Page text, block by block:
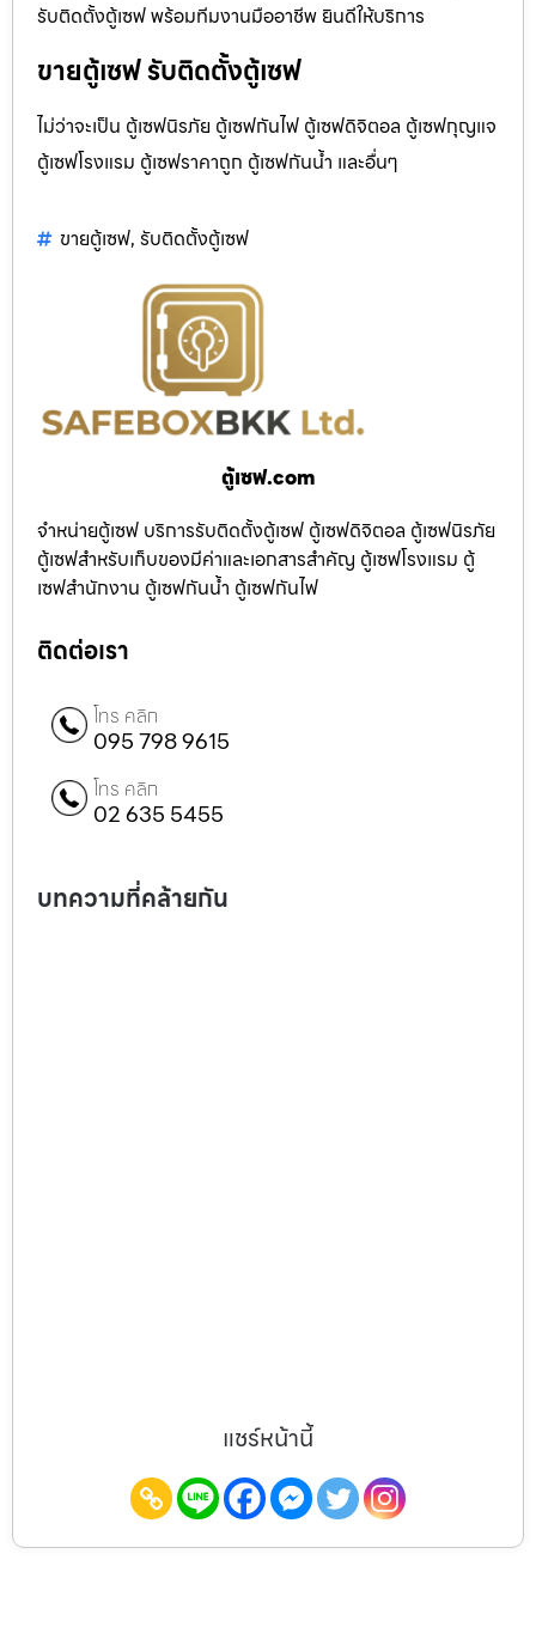
รับติดตั้งตู้เซฟ พร้อมทีมงานมืออาชีพ ยินดีให้บริการ
ขายตู้เซฟ รับติดตั้งตู้เซฟ
ไม่ว่าจะเป็น ตู้เซฟนิรภัย ตู้เซฟกันไฟ ตู้เซฟดิจิตอล ตู้เซฟกุญแจ
ตู้เซฟโรงแรม ตู้เซฟราคาถูก ตู้เซฟกันน้ำ และอื่นๆ
ขายตู้เซฟ, รับติดตั้งตู้เซฟ
ตู้เซฟ.com
จำหน่ายตู้เซฟ บริการรับติดตั้งตู้เซฟ ตู้เซฟดิจิตอล ตู้เซฟนิรภัย
ตู้เซฟสำหรับเก็บของมีค่าและเอกสารสำคัญ ตู้เซฟโรงแรม ตู้
เซฟสำนักงาน ตู้เซฟกันน้ำ ตู้เซฟกันไฟ
ติดต่อเรา
โทร คลิก
095 798 9615
โทร คลิก
02 635 5455
บทความที่คล้ายกัน
แชร์หน้านี้